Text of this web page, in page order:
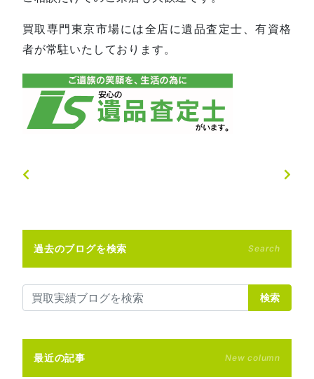
買取専門東京市場には全店に遺品査定士、有資格
者が常駐いたしております。
過去のブログを検索 Search
検索
最近の記事 New column